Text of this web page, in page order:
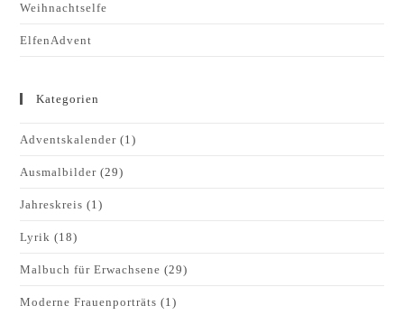
Weihnachtselfe
ElfenAdvent
Kategorien
Adventskalender (1)
Ausmalbilder (29)
Jahreskreis (1)
Lyrik (18)
Malbuch für Erwachsene (29)
Moderne Frauenporträts (1)